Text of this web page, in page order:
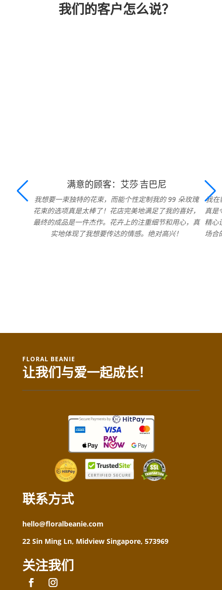
我们的客户怎么说？
满意的顾客：艾莎·吉巴尼
我想要一束独特的花束，而能个性定制我的 99 朵玫瑰
花束的选项真是太棒了！花店完美地满足了我的喜好，
最终的成品是一件杰作。花卉上的注重细节和用心，真
实地体现了我想要传达的情感。绝对高兴！
我在
真是
精心
场合
FLORAL BEANIE
让我们与爱一起成长！
联系方式
hello@floralbeanie.com
22 Sin Ming Ln, Midview Singapore, 573969
关注我们